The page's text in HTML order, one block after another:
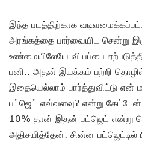
இந்த படத்திற்காக
அரங்கத்தை பார்வையிட சென்று
உண்மையிலேயே வியப்பை
பனி.. அதன் இயக்கம் பற்றி
இதையெல்லாம் பார்த்துவிட்டு
பட்ஜெட் எவ்வளவு? என்று
10% தான் இதன் பட்ஜெட் என்று
அதிசயித்தேன். சின்ன